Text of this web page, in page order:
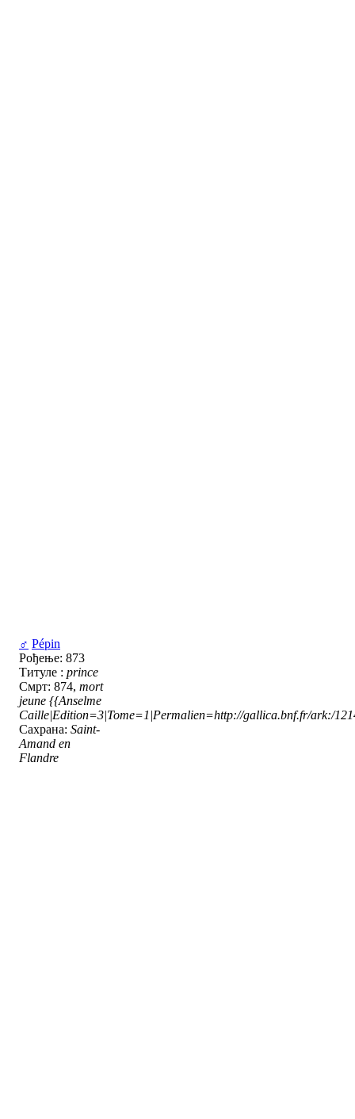
♂ Pépin
Рођење: 873
Титуле : prince
Смрт: 874, mort
jeune {{Anselme
Caille|Edition=3|Tome=1|Permalien=http://gallica.bnf.fr/ark:/
Сахрана: Saint-
Amand en
Flandre